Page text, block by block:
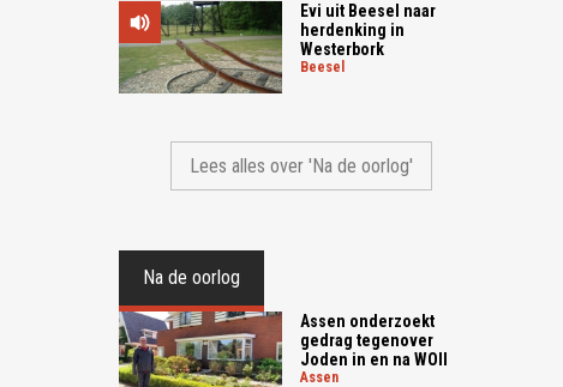
Evi uit Beesel naar
herdenking in
Westerbork
beesel
Lees alles over 'Na de oorlog'
Na de oorlog
Assen onderzoekt
gedrag tegenover
Joden in en na WOII
assen